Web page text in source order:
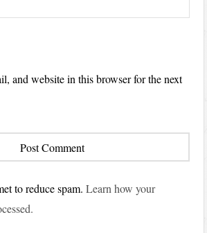
and website in this browser for the next
to reduce spam.Learn how your